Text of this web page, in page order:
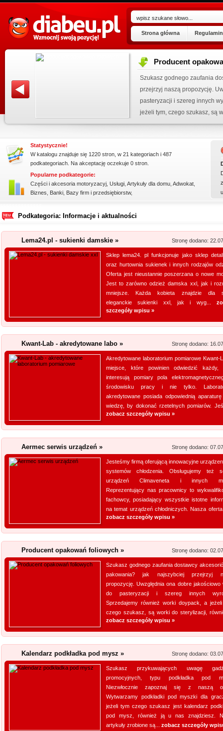
Strona główna
wpisu »
Producent
Szukasz godnego zaufania
przejrzyj naszą propozycję.
pasteryzacji i szereg innych
jeżeli tym, czego szukasz, są
Statystycznie!
W katalogu znajduje się 1220 stron, w 21 kategoriach i 487
podkategoriach. Na akceptację oczekuje 0 stron.
Popularne podkategorie:
Części i akcesoria motoryzacyj Usługi Artykuły dla domu Adwokat
Biznes
Banki Bazy firm i przedsiębiorstw,
Podkategoria: Informacje i aktualności
Lema24.pl - sukienki damskie » Stronę dodano:
Sklep lema24. pl funkcjonuje jako sklep
oraz hurtownia sukienek i innych rodzajów
Oferta jest nieustannie poszerzana o nowe
Jest to zarówno odzież damska xxl, jak i
mniejsze. Każda kobieta znajdzie dla
eleganckie sukienki xxl, jak i wyg...
szczegóły wpisu »
Kwant-Lab - akredytowane labo » Stronę dodano:
Akredytowane laboratorium pomiarowe Kwant-
miejsce, które powinien odwiedzić każdy,
interesują pomiary pola
środowisku pracy i nie tylko.
akredytowane posiada odpowiednią
wiedzę, by dokonać rzetelnych pomiarów.
zobacz szczegóły wpisu »
Aermec serwis urządzeń » Stronę dodano:
Jesteśmy firmą oferującą innowacyjne
systemów chłodzenia. Obsługujemy też
urządzeń Climaveneta i innych
Reprezentujący nas pracownicy to
fachowcy, posiadający wszystkie istotne
na temat urządzeń chłodniczych. Nasza
zobacz szczegóły wpisu »
Producent opakowań foliowych » Stronę dodano:
Szukasz godnego zaufania dostawcy
pakowania? jak najszybciej przejrzyj
propozycję. Uwzględnia ona dobre jakościowo
do pasteryzacji i szereg innych
Sprzedajemy również worki doypack, a
czego szukasz, są worki do sterylizacji,
zobacz szczegóły wpisu »
Kalendarz podkładka pod mysz » Stronę dodano:
Szukasz przykuwających uwagę
promocyjnych, typu podkładka pod
Niezwłocznie zapoznaj się z naszą
Wytwarzamy podkładki pod myszki dla
jeżeli tym czego szukasz jest kalendarz
pod mysz, również ją u nas znajdziesz.
artykuły zrobione są... zobacz szczegóły